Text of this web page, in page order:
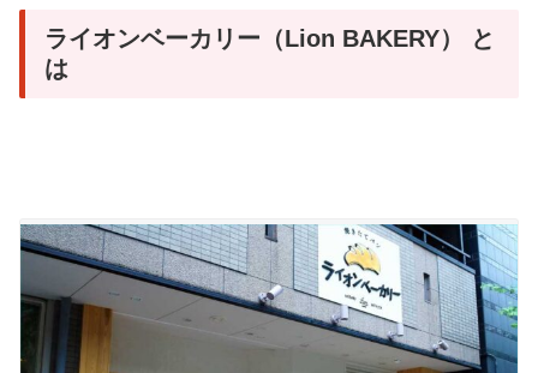
ライオンベーカリー（Lion BAKERY） と
は